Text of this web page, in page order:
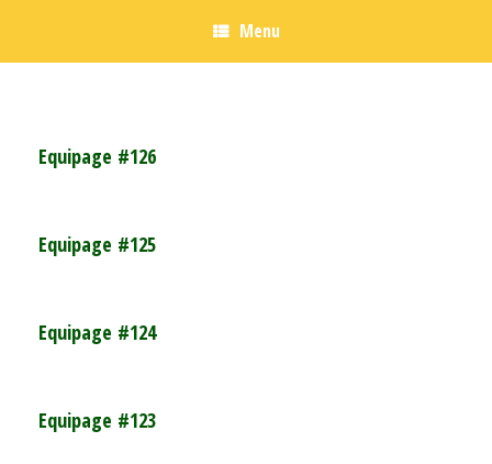
Menu
Equipage #126
Equipage #125
Equipage #124
Equipage #123